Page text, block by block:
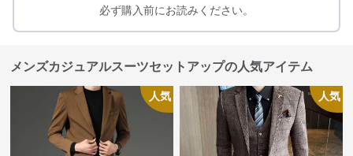
必ず購入前にお読みください。
メンズカジュアルスーツセットアップの人気アイテム
人気 人気